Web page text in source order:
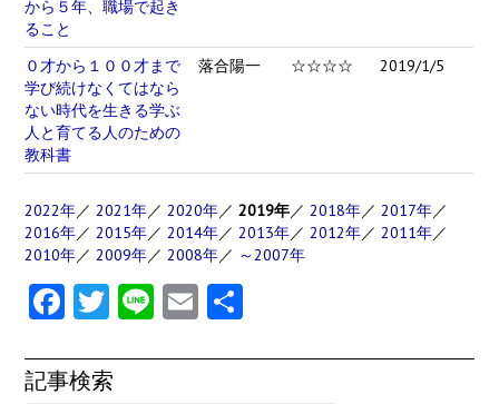
から５年、職場で起き
ること
０才から１００才まで
学び続けなくてはなら
ない時代を生きる学ぶ
人と育てる人のための
教科書
落合陽一 ☆☆☆☆ 2019/1/5
2022年／2021年／2020年／2019年／2018年／2017年／
2016年／2015年／2014年／2013年／2012年／2011年／
2010年／2009年／2008年／ ～2007年
Fa
b
T
itt
Li
e
E
ai
記事検索